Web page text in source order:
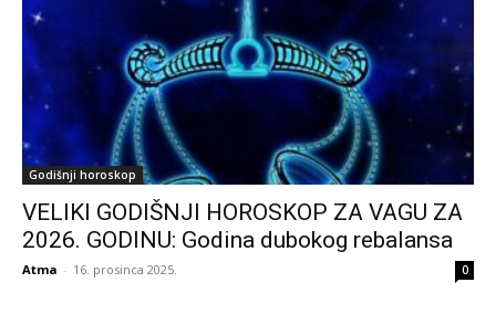
Godišnji horoskop
VELIKI GODIŠNJI HOROSKOP ZA VAGU ZA
2026. GODINU: Godina dubokog rebalansa
Atma - 16. prosinca 2025. 0